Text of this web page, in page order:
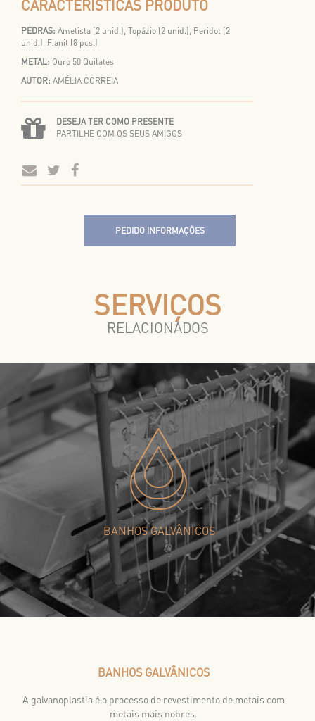
CARACTERÍSTICAS PRODUTO
PEDRAS: Ametista (2 unid.), Topázio (2 unid.), Peridot (2
unid.), Fianit (8 pcs.)
METAL: Ouro 50 Quilates
AUTOR: AMÉLIA CORREIA
DESEJA TER COMO PRESENTE
PARTILHE COM OS SEUS AMIGOS
PEDIDO INFORMAÇÕES
SERVIÇOS
RELACIONADOS
BANHOS GALVÂNICOS
BANHOS GALVÂNICOS
A galvanoplastia é o processo de revestimento de metais com
metais mais nobres.